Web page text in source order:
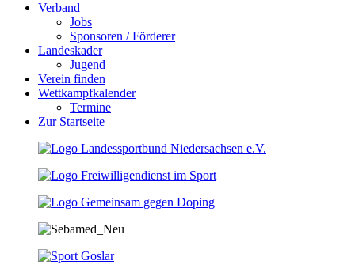
Verband
Jobs
Sponsoren / Förderer
Landeskader
Jugend
Verein finden
Wettkampfkalender
Termine
Zur Startseite